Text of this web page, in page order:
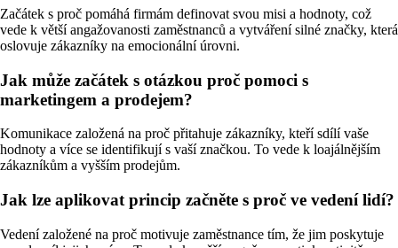
Začátek s proč pomáhá firmám definovat svou misi a hodnoty, což
vede k větší angažovanosti zaměstnanců a vytváření silné značky, která
oslovuje zákazníky na emocionální úrovni.
Jak může začátek s otázkou proč pomoci s
marketingem a prodejem?
Komunikace založená na proč přitahuje zákazníky, kteří sdílí vaše
hodnoty a více se identifikují s vaší značkou. To vede k loajálnějším
zákazníkům a vyšším prodejům.
Jak lze aplikovat princip začněte s proč ve vedení lidí?
Vedení založené na proč motivuje zaměstnance tím, že jim poskytuje